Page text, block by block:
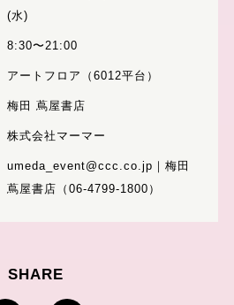
(水)
8:30〜21:00
アートフロア（6012平台）
梅田 蔦屋書店
株式会社マーマー
umeda_event@ccc.co.jp｜梅田
蔦屋書店（06-4799-1800）
SHARE